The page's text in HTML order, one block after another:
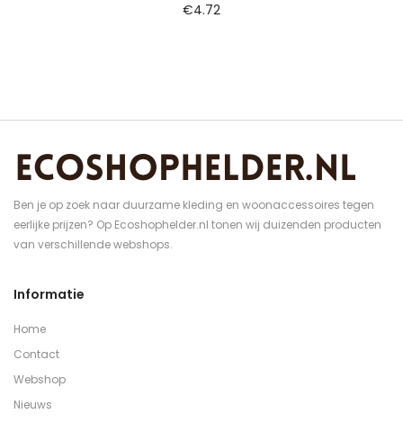
€4.72
Ben je op zoek naar duurzame kleding en woonaccessoires tegen
eerlijke prijzen? Op Ecoshophelder.nl tonen wij duizenden producten
van verschillende webshops.
Informatie
Home
Contact
Webshop
Nieuws